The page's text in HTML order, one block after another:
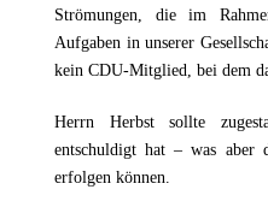
Strömungen, die im
Aufgaben in unserer
kein CDU-Mitglied, bei dem
Herrn Herbst sollte
entschuldigt hat – was aber
erfolgen können.